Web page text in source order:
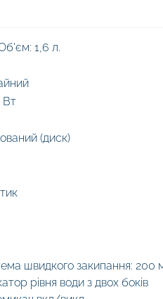
1,6 л.
Вт
(диск)
швидкого закипання: 200
рівня води з двох боків